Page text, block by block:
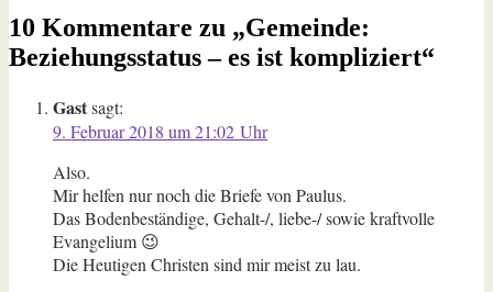
10 Kommentare zu „Gemeinde:
Beziehungsstatus – es ist kompliziert“
Gastsagt:
9. Februar 2018 um 21:02 Uhr
Also.
Mir helfen nur noch die Briefe von Paulus.
Das Bodenbeständige, Gehalt-/, liebe-/ sowie kraftvolle
Evangelium 😉
Die Heutigen Christen sind mir meist zu lau.